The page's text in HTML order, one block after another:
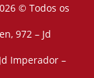
© Todos os
972 – Jd
Imperador –